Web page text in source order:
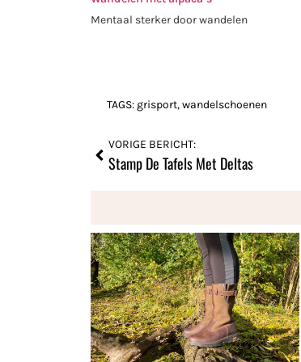
Mentaal sterker door wandelen
TAGS: grisport,wandelschoenen
VORIGE BERICHT:
Stamp De Tafels Met Deltas